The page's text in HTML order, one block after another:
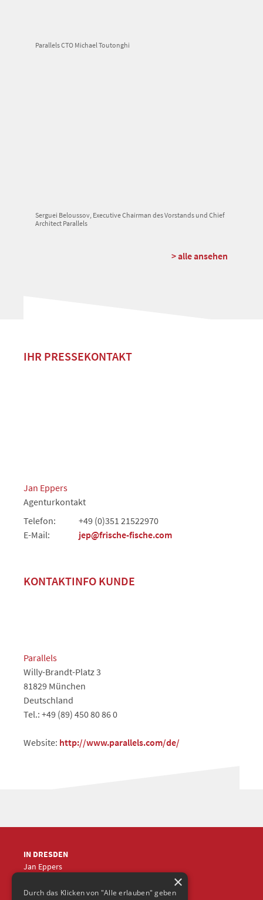
Parallels CTO Michael Toutonghi
Serguei Beloussov, Executive Chairman des Vorstands und Chief
Architect Parallels
> alle ansehen
IHR PRESSEKONTAKT
Jan Eppers
Agenturkontakt
Telefon:
+49 (0)351 21522970
E-Mail:
jep@frische-fische.com
KONTAKTINFO KUNDE
Parallels
Willy-Brandt-Platz 3
81829 München
Deutschland
Tel.: +49 (89) 450 80 86 0
Website: http://www.parallels.com/de/
IN DRESDEN
Jan Eppers
jep@frische-fische.com ×
Durch das Klicken von "Alle erlauben" geben